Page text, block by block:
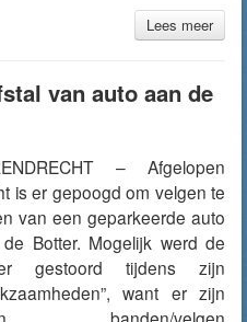
Lees meer
van auto aan de
– Afgelopen
is er gepoogd om velgen te
van een geparkeerde auto
Botter. Mogelijk werd de
gestoord tijdens zijn
want er zijn